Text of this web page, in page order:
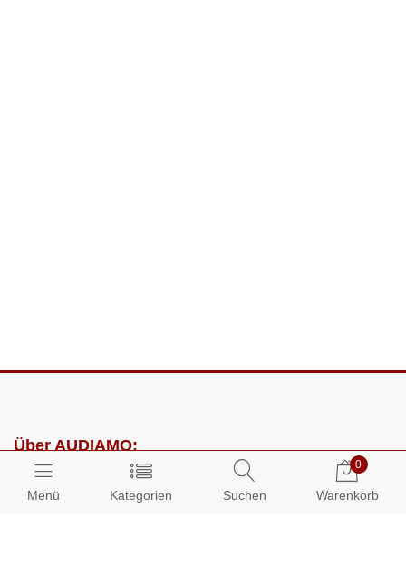
Menü Kategorien Suchen
0
Warenkorb
Über AUDIAMO:
Impressum